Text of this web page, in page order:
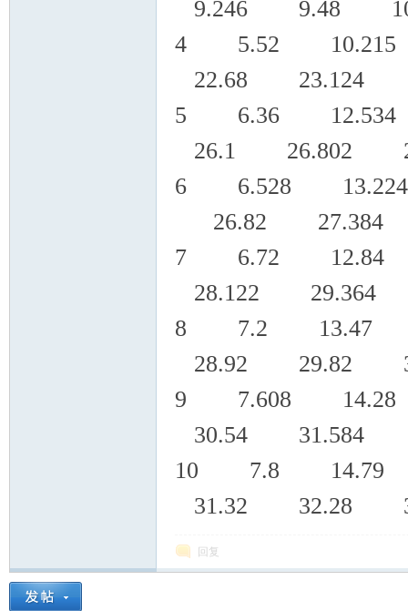
9.246 9.48
4 5.52
22.68 23.124
5 6.36
26.1 26.802
6 6.528
26.82 27.384
7 6.72
28.122
8 7.2 13.47
28.92 29.82
9 7.608
30.54 31.584
10 7.8
31.32 32.28
回复